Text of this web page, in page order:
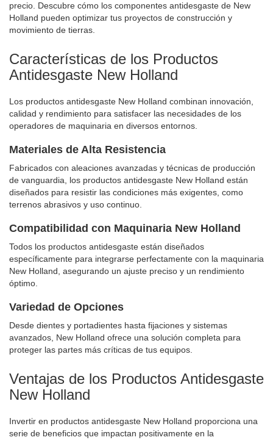
precio. Descubre cómo los componentes antidesgaste de New
Holland pueden optimizar tus proyectos de construcción y
movimiento de tierras.
Características de los Productos
Antidesgaste New Holland
Los productos antidesgaste New Holland combinan innovación,
calidad y rendimiento para satisfacer las necesidades de los
operadores de maquinaria en diversos entornos.
Materiales de Alta Resistencia
Fabricados con aleaciones avanzadas y técnicas de producción
de vanguardia, los productos antidesgaste New Holland están
diseñados para resistir las condiciones más exigentes, como
terrenos abrasivos y uso continuo.
Compatibilidad con Maquinaria New Holland
Todos los productos antidesgaste están diseñados
específicamente para integrarse perfectamente con la maquinaria
New Holland, asegurando un ajuste preciso y un rendimiento
óptimo.
Variedad de Opciones
Desde dientes y portadientes hasta fijaciones y sistemas
avanzados, New Holland ofrece una solución completa para
proteger las partes más críticas de tus equipos.
Ventajas de los Productos Antidesgaste
New Holland
Invertir en productos antidesgaste New Holland proporciona una
serie de beneficios que impactan positivamente en la